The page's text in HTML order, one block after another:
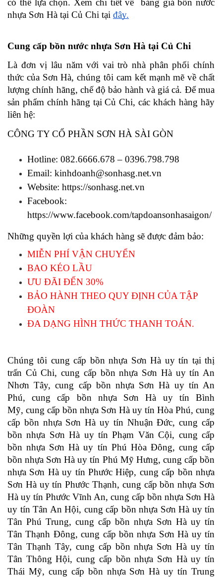
có thể lựa chọn. Xem chi tiết về  bảng giá bồn nước
nhựa Sơn Hà tại Củ Chi tại đây.
Cung cấp bồn nước nhựa Sơn Hà tại Củ Chi
Là đơn vị lâu năm với vai trò nhà phân phối chính
thức của Sơn Hà, chúng tôi cam kết mạnh mẽ về chất
lượng chính hãng, chế độ bảo hành và giá cả. Để mua
sản phẩm chính hãng tại Củ Chi, các khách hàng hãy
liên hệ:
CÔNG TY CỔ PHẦN SƠN HÀ SÀI GÒN
Hotline: 082.6666.678 – 0396.798.798
Email: kinhdoanh@sonhasg.net.vn
Website: https://sonhasg.net.vn
https://www.facebook.com/tapdoansonhasaigon/
Những quyền lợi của khách hàng sẽ được đảm bảo:
MIỄN PHÍ VẬN CHUYỂN
BAO KÉO LẦU
ƯU ĐÃI ĐẾN 30%
BẢO HÀNH THEO QUY ĐỊNH CỦA TẬP
ĐOÀN
ĐA DẠNG HÌNH THỨC THANH TOÁN.
Chúng tôi cung cấp bồn nhựa Sơn Hà uy tín tại thị
trấn Củ Chi, cung cấp bồn nhựa Sơn Hà uy tín An
Nhơn Tây, cung cấp bồn nhựa Sơn Hà uy tín An
Phú, cung cấp bồn nhựa Sơn Hà uy tín Bình
Mỹ, cung cấp bồn nhựa Sơn Hà uy tín Hòa Phú, cung
cấp bồn nhựa Sơn Hà uy tín Nhuận Đức, cung cấp
bồn nhựa Sơn Hà uy tín Phạm Văn Cội, cung cấp
bồn nhựa Sơn Hà uy tín Phú Hòa Đông, cung cấp
bồn nhựa Sơn Hà uy tín Phú Mỹ Hưng, cung cấp bồn
nhựa Sơn Hà uy tín Phước Hiệp, cung cấp bồn nhựa
Sơn Hà uy tín Phước Thạnh, cung cấp bồn nhựa Sơn
Hà uy tín Phước Vĩnh An, cung cấp bồn nhựa Sơn Hà
uy tín Tân An Hội, cung cấp bồn nhựa Sơn Hà uy tín
Tân Phú Trung, cung cấp bồn nhựa Sơn Hà uy tín
Tân Thạnh Đông, cung cấp bồn nhựa Sơn Hà uy tín
Tân Thạnh Tây, cung cấp bồn nhựa Sơn Hà uy tín
Tân Thông Hội, cung cấp bồn nhựa Sơn Hà uy tín
Thái Mỹ, cung cấp bồn nhựa Sơn Hà uy tín Trung